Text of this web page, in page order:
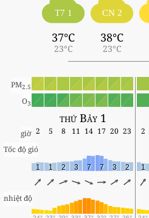
T7 1
37°C
23°C
CN 2
38°C
23°C
PM2.5
O3
thứ Bảy 1
giờ 2 5 8 11 14 17 20 23 2
Tốc độ gió
1 1 2 3 7 7 3 2 1
nhiệt độ